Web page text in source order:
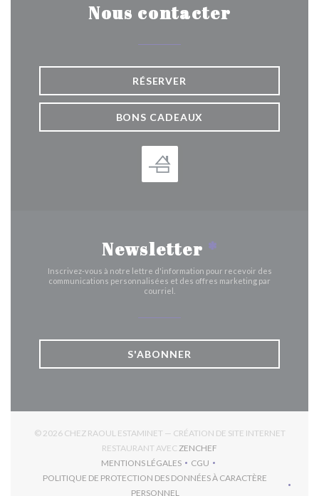
Nous contacter
RÉSERVER
BONS CADEAUX
Newsletter *
Inscrivez-vous à notre lettre d'information pour recevoir des
communications personnalisées et des offres marketing par
courriel.
S'ABONNER
© 2026 CHEZ RAOUL ESTAMINET — CRÉATION DE SITE INTERNET
RESTAURANT AVEC ZENCHEF
MENTIONS LÉGALES
((OUVRE UNE NOUVELLE FENÊTRE))
CGU
((OUVRE UNE NOUVELLE
POLITIQUE DE PROTECTION DES DONNÉES À CARACTÈRE
PERSONNEL((OUVRE UNE NOUVELLE FENÊTRE))